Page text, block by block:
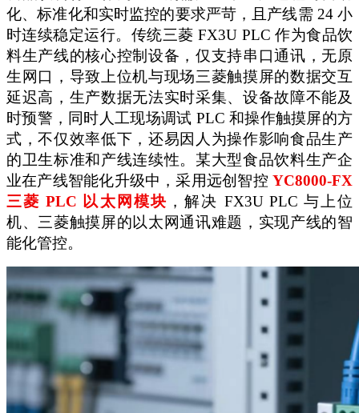
化、标准化和实时监控的要求严苛，且产线需 24 小
时连续稳定运行。传统三菱 FX3U PLC 作为食品饮
料生产线的核心控制设备，仅支持串口通讯，无原
生网口，导致上位机与现场三菱触摸屏的数据交互
延迟高，生产数据无法实时采集、设备故障不能及
时预警，同时人工现场调试 PLC 和操作触摸屏的方
式，不仅效率低下，还易因人为操作影响食品生产
的卫生标准和产线连续性。某大型食品饮料生产企
业在产线智能化升级中，采用远创智控 YC8000-FX
三菱 PLC 以太网模块 ，解决 FX3U PLC 与上位
机、三菱触摸屏的以太网通讯难题，实现产线的智
能化管控。